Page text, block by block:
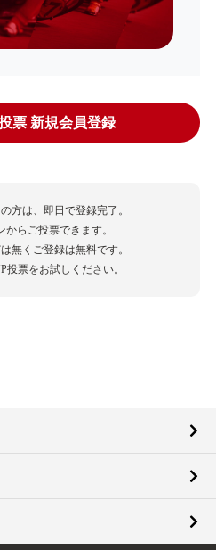
票 新規会員登録
方は、即日で登録完了。
からご投票できます。
無くご登録は無料です。
投票をお試しください。